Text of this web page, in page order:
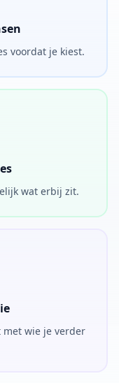
voordat je kiest.
wat erbij zit.
met wie je verder